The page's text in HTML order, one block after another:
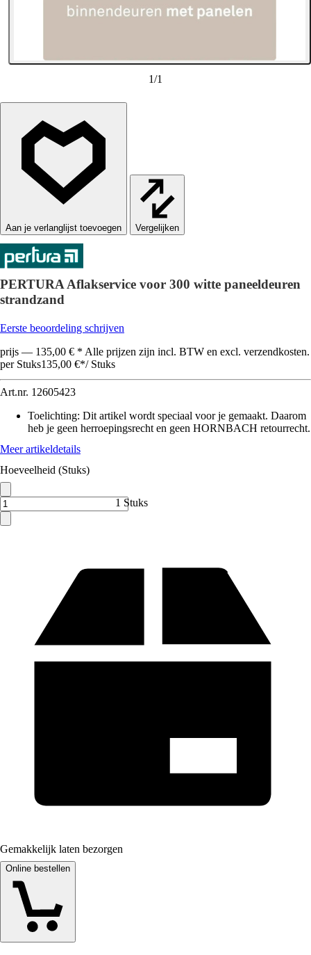
1/1
Vergelijken
PERTURA Aflakservice voor 300 witte paneeldeuren
strandzand
Eerste beoordeling schrijven
prijs — 135,00 € * Alle prijzen zijn incl. BTW en excl. verzendkosten.
per Stuks135,00 €*/ Stuks
Art.nr. 12605423
Toelichting: Dit artikel wordt speciaal voor je gemaakt. Daarom
heb je geen herroepingsrecht en geen HORNBACH retourrecht.
Meer artikeldetails
Hoeveelheid (Stuks)
1 Stuks
Gemakkelijk laten bezorgen
Online bestellen